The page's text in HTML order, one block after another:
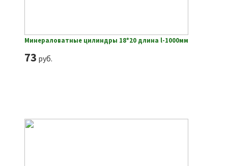
Минераловатные цилиндры 18*20 длина l-1000мм
73 руб.